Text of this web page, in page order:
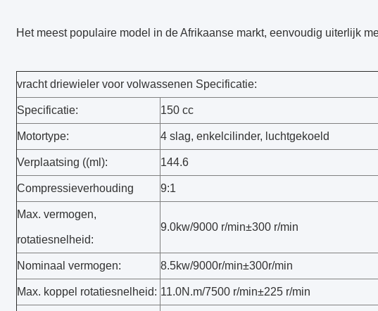
Het meest populaire model in de Afrikaanse markt, eenvoudig uiterlijk
vracht driewieler voor volwassenen Specificatie:
Specificatie: 150 cc
Motortype: 4 slag, enkelcilinder, luchtgekoeld
Verplaatsing ((ml): 144.6
Compressieverhouding 9:1
Max. vermogen,
rotatiesnelheid:
9.0kw/9000 r/min±300 r/min
Nominaal vermogen: 8.5kw/9000r/min±300r/min
Max. koppel rotatiesnelheid: 11.0N.m/7500 r/min±225 r/min